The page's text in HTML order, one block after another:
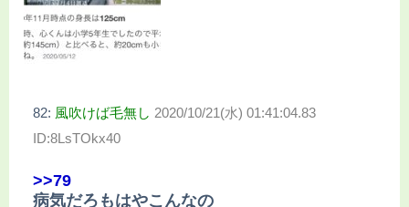
82: 風吹けば毛無し 2020/10/21(水) 01:41:04.83
ID:8LsTOkx40
>>79
病気だろもはやこんなの